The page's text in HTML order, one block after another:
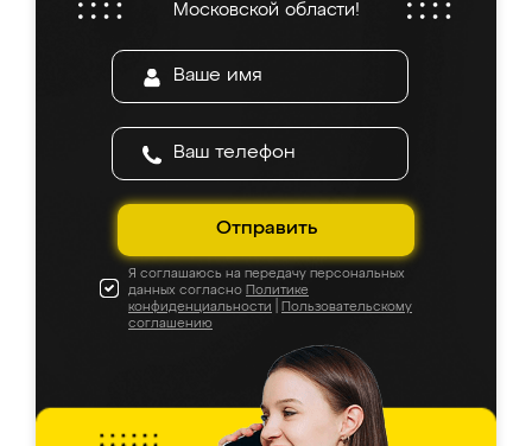
Московской области!
Отправить
Я соглашаюсь на передачу персональных
данных согласно Политике
конфиденциальности
Пользовательскому
соглашению